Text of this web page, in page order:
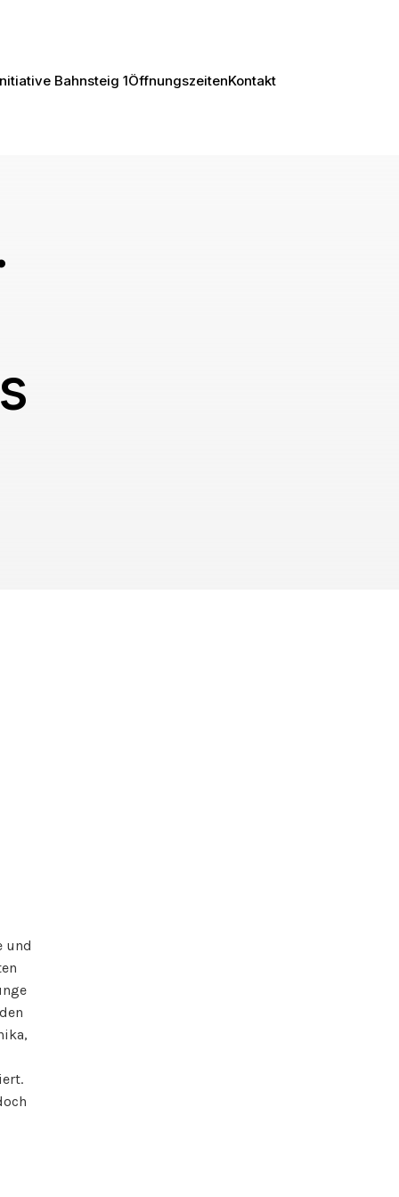
Bahnsteig 1ÖffnungszeitenKontakt
und